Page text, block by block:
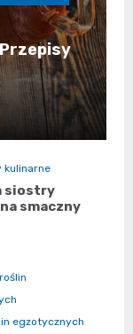
kulinarne
siostry
smaczny
egzotycznych